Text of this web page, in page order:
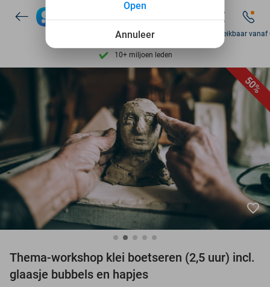
7 dagen per week beschikbaar
10+ miljoen leden
9,4 op basis van
Ontdek 15.000+ deals
7 dagen per week beschikbaar
10+ miljoen leden
Zo bereikbaar
50%
favorite_border
Thema-workshop klei boetseren (2,5 uur) incl.
glaasje bubbels en hapjes
Annuleer
Open